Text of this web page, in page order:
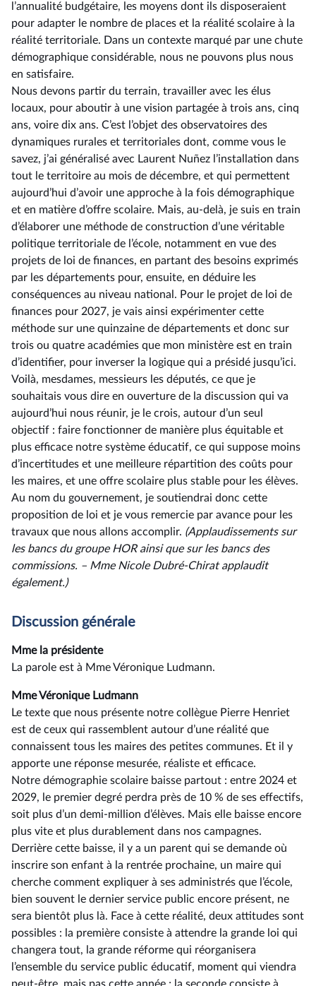
l’annualité budgétaire, les moyens dont ils disposeraient
pour adapter le nombre de places et la réalité scolaire à la
réalité territoriale. Dans un contexte marqué par une chute
démographique considérable, nous ne pouvons plus nous
en satisfaire.
Nous devons partir du terrain, travailler avec les élus
locaux, pour aboutir à une vision partagée à trois ans, cinq
ans, voire dix ans. C’est l’objet des observatoires des
dynamiques rurales et territoriales dont, comme vous le
savez, j’ai généralisé avec Laurent Nuñez l’installation dans
tout le territoire au mois de décembre, et qui permettent
aujourd’hui d’avoir une approche à la fois démographique
et en matière d’offre scolaire. Mais, au-delà, je suis en train
d’élaborer une méthode de construction d’une véritable
politique territoriale de l’école, notamment en vue des
projets de loi de finances, en partant des besoins exprimés
par les départements pour, ensuite, en déduire les
conséquences au niveau national. Pour le projet de loi de
finances pour 2027, je vais ainsi expérimenter cette
méthode sur une quinzaine de départements et donc sur
trois ou quatre académies que mon ministère est en train
d’identifier, pour inverser la logique qui a présidé jusqu’ici.
Voilà, mesdames, messieurs les députés, ce que je
souhaitais vous dire en ouverture de la discussion qui va
aujourd’hui nous réunir, je le crois, autour d’un seul
objectif : faire fonctionner de manière plus équitable et
plus efficace notre système éducatif, ce qui suppose moins
d’incertitudes et une meilleure répartition des coûts pour
les maires, et une offre scolaire plus stable pour les élèves.
Au nom du gouvernement, je soutiendrai donc cette
proposition de loi et je vous remercie par avance pour les
travaux que nous allons accomplir. (Applaudissements sur
les bancs du groupe HORainsiquesurlesbancsdes
commissions. –⁠ Mme Nicole Dubré-Chirat applaudit
également.)
Discussion générale
Mme la présidente
La parole est à Mme Véronique Ludmann.
Mme Véronique Ludmann
Le texte que nous présente notre collègue Pierre Henriet
est de ceux qui rassemblent autour d’une réalité que
connaissent tous les maires des petites communes. Et il y
apporte une réponse mesurée, réaliste et efficace.
Notre démographie scolaire baisse partout : entre 2024 et
2029, le premier degré perdra près de 10 % de ses effectifs,
soit plus d’un demi-million d’élèves. Mais elle baisse encore
plus vite et plus durablement dans nos campagnes.
Derrière cette baisse, il y a un parent qui se demande où
inscrire son enfant à la rentrée prochaine, un maire qui
cherche comment expliquer à ses administrés que l’école,
bien souvent le dernier service public encore présent, ne
sera bientôt plus là. Face à cette réalité, deux attitudes sont
possibles : la première consiste à attendre la grande loi qui
changera tout, la grande réforme qui réorganisera
l’ensemble du service public éducatif, moment qui viendra